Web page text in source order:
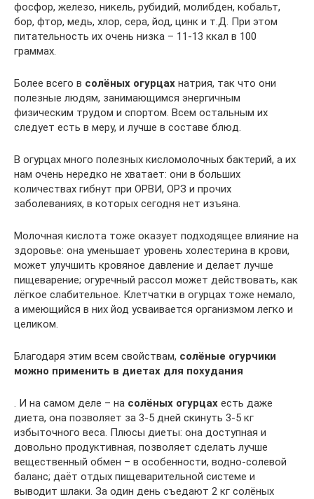
фосфор, железо, никель, рубидий, молибден, кобальт,
бор, фтор, медь, хлор, сера, йод, цинк и т.Д. При этом
питательность их очень низка – 11-13 ккал в 100
граммах.
Более всего в солёных огурцах натрия, так что они
полезные людям, занимающимся энергичным
физическим трудом и спортом. Всем остальным их
следует есть в меру, и лучше в составе блюд.
В огурцах много полезных кисломолочных бактерий, а их
нам очень нередко не хватает: они в больших
количествах гибнут при ОРВИ, ОРЗ и прочих
заболеваниях, в которых сегодня нет изъяна.
Молочная кислота тоже оказует подходящее влияние на
здоровье: она уменьшает уровень холестерина в крови,
может улучшить кровяное давление и делает лучше
пищеварение; огуречный рассол может действовать, как
лёгкое слабительное. Клетчатки в огурцах тоже немало,
а имеющийся в них йод усваивается организмом легко и
целиком.
Благодаря этим всем свойствам, солёные огурчики
можно применить в диетах для похудания
. И на самом деле – на солёных огурцах есть даже
диета, она позволяет за 3-5 дней скинуть 3-5 кг
избыточного веса. Плюсы диеты: она доступная и
довольно продуктивная, позволяет сделать лучше
вещественный обмен – в особенности, водно-солевой
баланс; даёт отдых пищеварительной системе и
выводит шлаки. За один день съедают 2 кг солёных